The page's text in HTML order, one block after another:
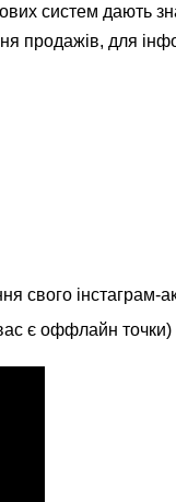
систем дають
продажів, для
свого інстаграм-
є оффлайн точки)